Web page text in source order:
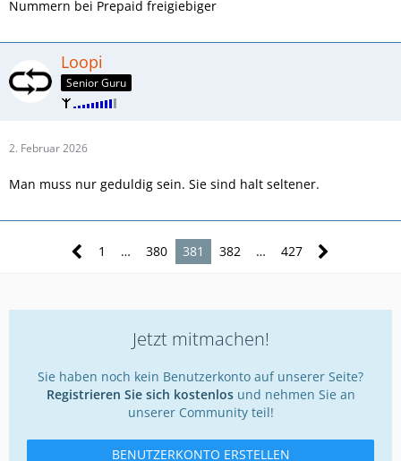
Nummern bei Prepaid freigiebiger
Loopi
Senior Guru
2. Februar 2026
Man muss nur geduldig sein. Sie sind halt seltener.
1 … 380 381 382 … 427
Jetzt mitmachen!
Sie haben noch kein Benutzerkonto auf unserer Seite?
Registrieren Sie sich kostenlosund nehmen Sie an
unserer Community teil!
BENUTZERKONTO ERSTELLEN